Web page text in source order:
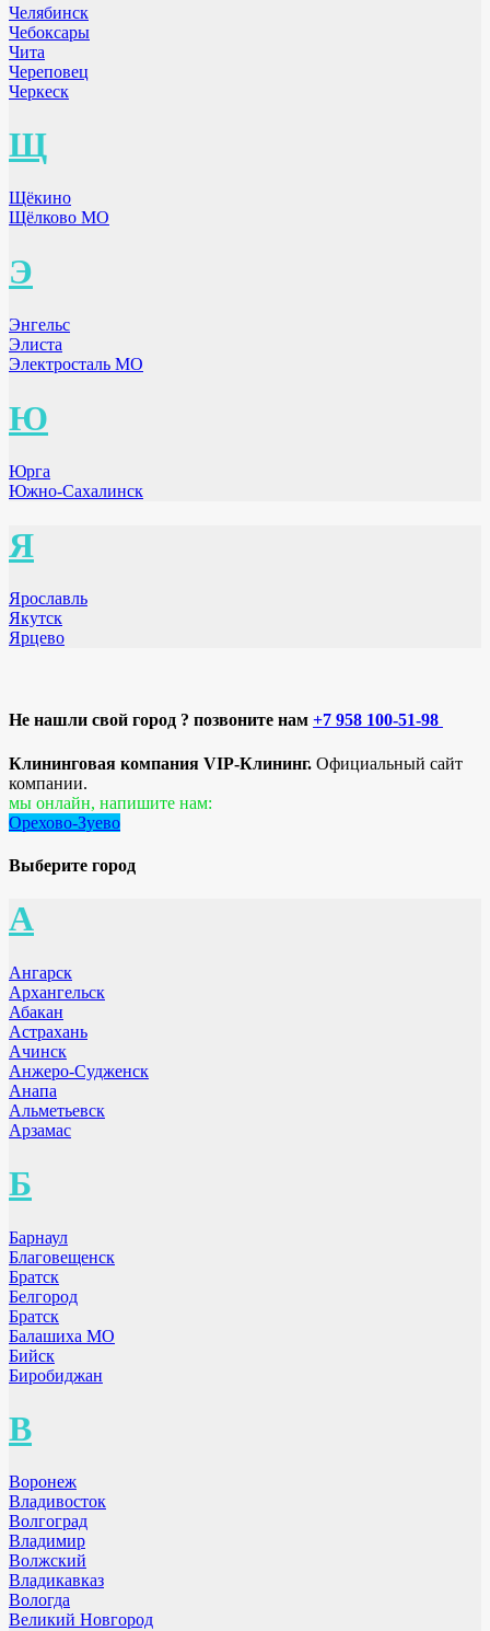
Челябинск
Чебоксары
Чита
Череповец
Черкеск
Щ
Щёкино
Щёлково МО
Э
Энгельс
Элиста
Электросталь МО
Ю
Юрга
Южно-Сахалинск
Я
Ярославль
Якутск
Ярцево
Не нашли свой город ? позвоните нам +7 958 100-51-98
Клининговая компания VIP-Клининг. Официальный сайт
компании.
мы онлайн, напишите нам:
Орехово-Зуево
Выберите город
А
Ангарск
Архангельск
Абакан
Астрахань
Ачинск
Анжеро-Судженск
Анапа
Альметьевск
Арзамас
Б
Барнаул
Благовещенск
Братск
Белгород
Братск
Балашиха МО
Бийск
Биробиджан
В
Воронеж
Владивосток
Волгоград
Владимир
Волжский
Владикавказ
Вологда
Великий Новгород